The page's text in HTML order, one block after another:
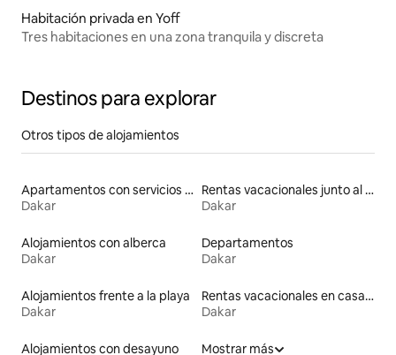
Habitación privada en Yoff
Tres habitaciones en una zona tranquila y discreta
Destinos para explorar
Otros tipos de alojamientos
Apartamentos con servicios incluidos vacacionales
Dakar
Rentas vacacionales junto al agua
Dakar
Alojamientos con alberca
Dakar
Departamentos
Dakar
Alojamientos frente a la playa
Dakar
Rentas vacacionales en casas adosadas
Dakar
Alojamientos con desayuno
Mostrar más